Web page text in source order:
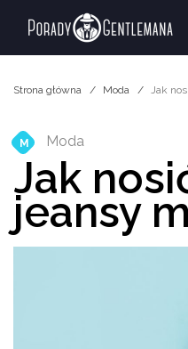
Strona główna Moda Jak
M Moda
Jak
jeansy